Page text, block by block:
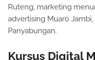
Ruteng, marketing
advertising Muaro
Panyabungan.
Kursus Digital